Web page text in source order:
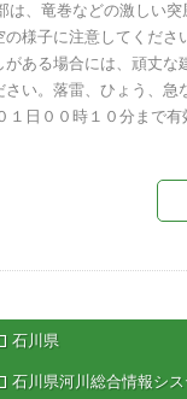
は、竜巻などの激しい
様子に注意してくださ
ある場合には、頑丈な
い。落雷、ひょう、急
１日００時１０分まで
石川県
石川県河川総合情報シ